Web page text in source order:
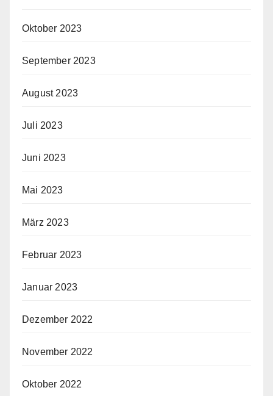
Oktober 2023
September 2023
August 2023
Juli 2023
Juni 2023
Mai 2023
März 2023
Februar 2023
Januar 2023
Dezember 2022
November 2022
Oktober 2022